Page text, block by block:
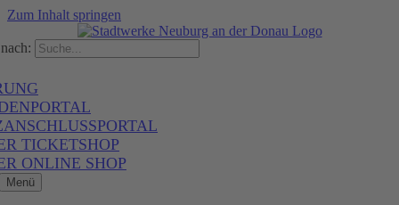
Zum Inhalt springen
TICKETSHOP
ONLINE SHOP
Menü